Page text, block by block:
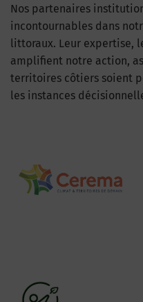
Nos partenaires
incontournables dans
littoraux. Leur expertise,
amplifient notre action,
territoires côtiers soient
les instances